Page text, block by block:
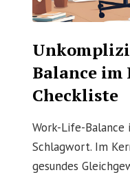
Balance im
Checkliste
Work-Life-Balance
Schlagwort. Im
gesundes